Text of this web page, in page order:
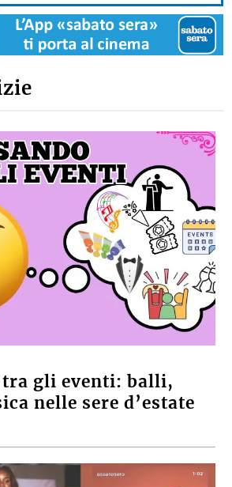
tra gli eventi: balli,
nelle sere d’estate